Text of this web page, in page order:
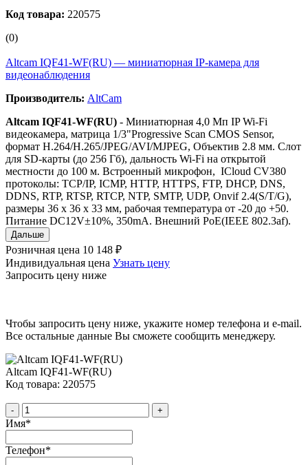
Код товара: 220575
(0)
Altcam IQF41-WF(RU) — миниатюрная IP‑камера для
видеонаблюдения
Производитель: AltCam
Altcam IQF41-WF(RU) - Миниатюрная 4,0 Мп IP Wi-Fi
видеокамера, матрица 1/3"Progressive Scan CMOS Sensor,
формат H.264/H.265/JPEG/AVI/MJPEG, Объектив 2.8 мм. Слот
для SD-карты (до 256 Гб), дальность Wi-Fi на открытой
местности до 100 м. Встроенный микрофон, ICloud CV380
протоколы: TCP/IP, ICMP, HTTP, HTTPS, FTP, DHCP, DNS,
DDNS, RTP, RTSP, RTCP, NTP, SMTP, UDP, Onvif 2.4(S/T/G),
размеры 36 x 36 x 33 мм, рабочая температура от -20 до +50.
Питание DC12V±10%, 350mA. Внешний PoE(IEEE 802.3af).
Дальше
Розничная цена 10 148 ₽
Индивидуальная цена Узнать цену
Запросить цену ниже
Чтобы запросить цену ниже, укажите номер телефона и e-mail.
Все остальные данные Вы сможете сообщить менеджеру.
Altcam IQF41-WF(RU)
Код товара: 220575
- +
Имя*
Телефон*